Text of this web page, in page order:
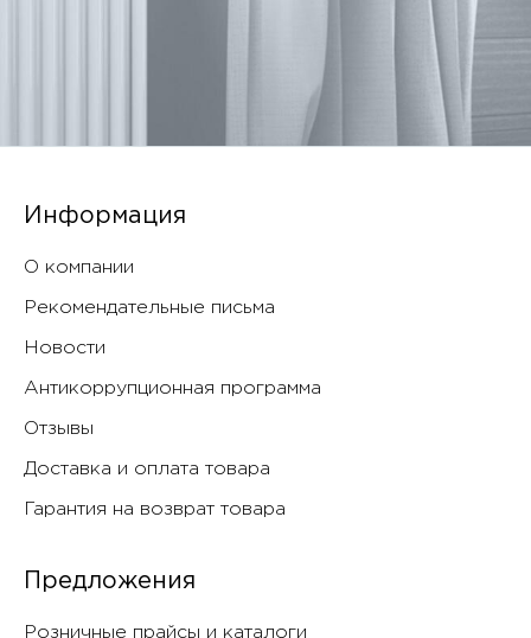
Информация
О компании
Рекомендательные письма
Новости
Антикоррупционная программа
Отзывы
Доставка и оплата товара
Гарантия на возврат товара
Предложения
Розничные прайсы и каталоги